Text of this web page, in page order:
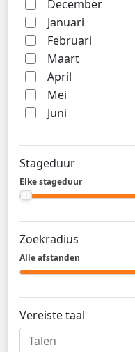
December
Januari
Februari
Maart
April
Mei
Juni
Stageduur
Elke stageduur
Zoekradius
Alle afstanden
Vereiste taal